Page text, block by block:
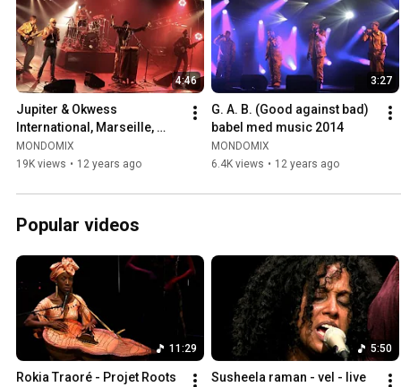
4:46
Jupiter & Okwess
International, Marseille,
Babel Med Music 2014 Live
MONDOMIX
19K views • 12 years ago
3:27
G. A. B. (Good against bad)
babel med music 2014
MONDOMIX
6.4K views • 12 years ago
Popular videos
11:29
Rokia Traoré - Projet Roots
5:50
Susheela raman - vel - live